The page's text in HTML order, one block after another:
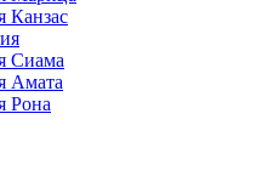
Канзас
Сиама
Амата
Рона